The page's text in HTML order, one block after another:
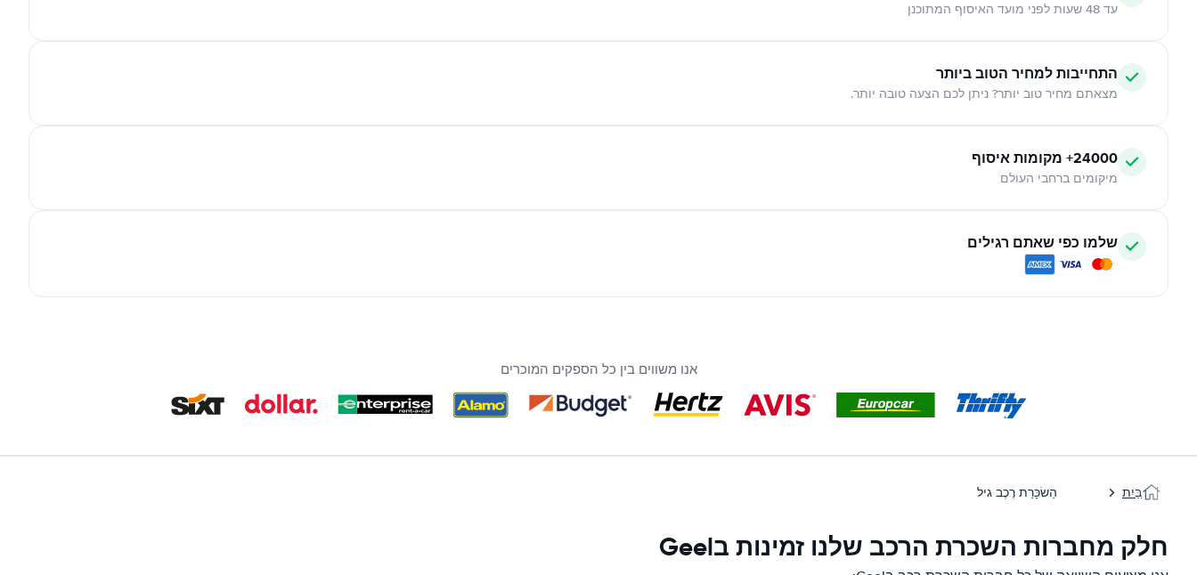
עד 48 שעות לפני מועד האיסוף המתוכנן
התחייבות למחיר הטוב ביותר
מצאתם מחיר טוב יותר? ניתן לכם הצעה טובה יותר.
24000+ מקומות איסוף
מיקומים ברחבי העולם
שלמו כפי שאתם רגילים
אנו משווים בין כל הספקים המוכרים
בַּיִת הַשׂכָּרַת רֶכֶב גיל
חלק מחברות השכרת הרכב שלנו זמינות בGeel